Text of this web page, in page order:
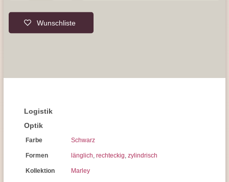
Wunschliste
Logistik
Optik
Farbe Schwarz
Formen länglich, rechteckig, zylindrisch
Kollektion Marley